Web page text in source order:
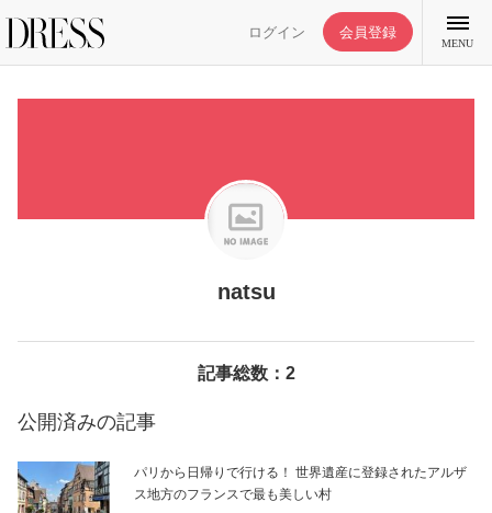
ログイン 会員登録
MENU
ライフスタイル
恋愛/結婚/離婚
natsu
記事総数：2
公開済みの記事
パリから日帰りで行ける！ 世界遺産に登録されたアルザ
ス地方のフランスで最も美しい村